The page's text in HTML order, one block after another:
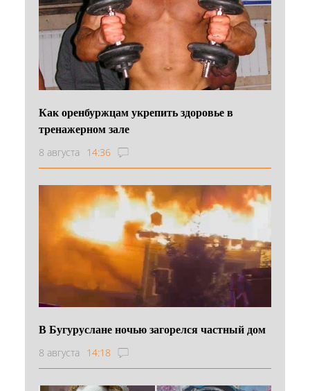
Как оренбуржцам укрепить здоровье в
тренажерном зале
8 августа 14:36
В Бугуруслане ночью загорелся частный дом
8 августа 14:18